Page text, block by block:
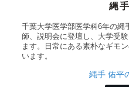
縄
千葉大学医学部医学科6年の縄
師、説明会に登壇し、大学受
ます。日常にある素朴なギモ
います。
縄手 佑平